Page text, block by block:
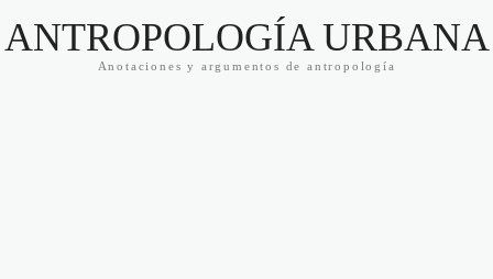
ANTROPOLOGÍA URBANA
Anotaciones y argumentos de antropología